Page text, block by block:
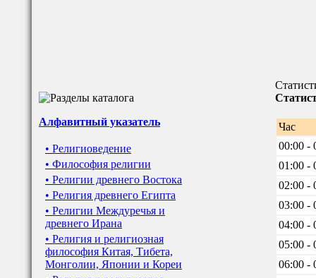
Алфавитный указатель
• Религиоведение
• Философия религии
• Религии древнего Востока
• Религия древнего Египта
• Религии Междуречья и
древнего Ирана
• Религия и религиозная
философия Китая, Тибета,
Монголии, Японии и Кореи
Час
00:00 -
01:00 -
02:00 -
03:00 -
04:00 -
05:00 -
06:00 -